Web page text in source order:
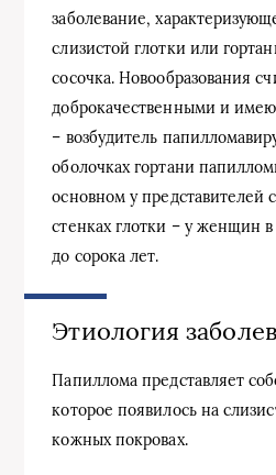
заболевание,
слизистой глотки или
сосочка. Новообразования
доброкачественными и
– возбудитель
оболочках гортани
основном у представителей
стенках глотки – у женщин в
до сорока лет.
Этиология
Папиллома представляет
которое появилось на
кожных покровах.